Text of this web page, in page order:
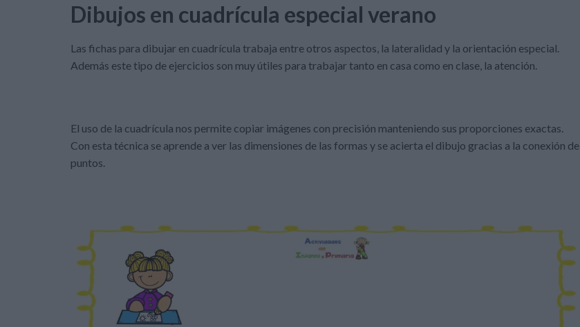
Dibujos en cuadrícula especial verano
Las fichas para dibujar en cuadrícula trabaja entre otros aspectos, la lateralidad y la orientación especial.
Además este tipo de ejercicios son muy útiles para trabajar tanto en casa como en clase, la atención.
El uso de la cuadrícula nos permite copiar imágenes con precisión manteniendo sus proporciones exactas.
Con esta técnica se aprende a ver las dimensiones de las formas y se acierta el dibujo gracias a la conexión de
puntos.